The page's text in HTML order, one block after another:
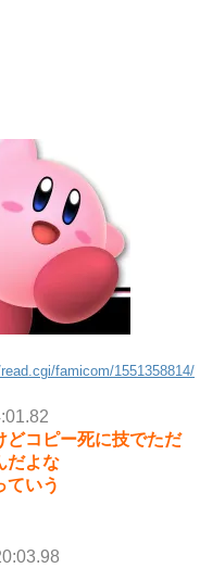
famicom/1551358814/
どコピー死に技でただ
だよな
ていう